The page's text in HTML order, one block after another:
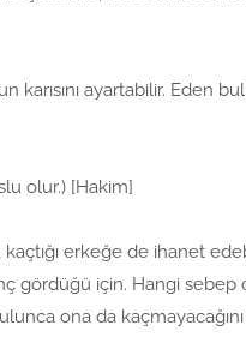
karısını ayartabilir. Eden
olur.) [Hakim]
erkeğe de ihanet
gördüğü için. Hangi
ona da